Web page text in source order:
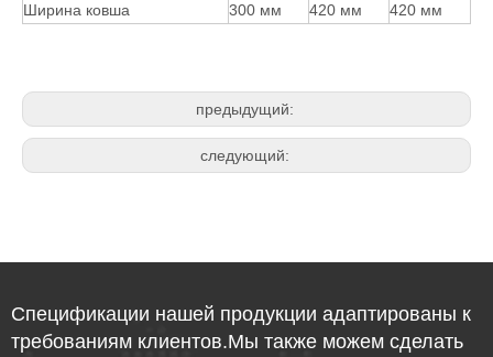
Ширина ковша
300 мм 420 мм 420 мм
предыдущий:
следующий:
Спецификации нашей продукции адаптированы к
требованиям клиентов.Мы также можем сделать